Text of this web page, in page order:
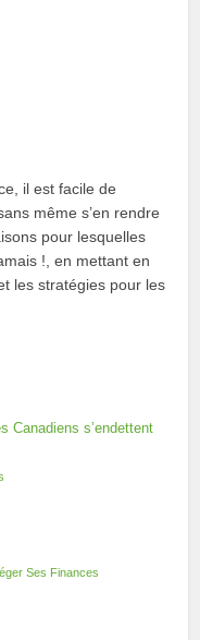
il est facile de
même s’en rendre
pour lesquelles
!, en mettant en
les stratégies pour les
Canadiens s’endettent
Ses Finances